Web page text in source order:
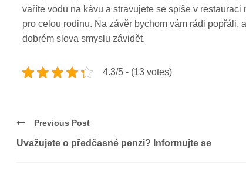
vaříte vodu na kávu a stravujete se spíše v
pro celou rodinu. Na závěr bychom vám rádi popřáli,
dobrém slova smyslu závidět.
4.3/5 - (13 votes)
Previous Post
Uvažujete o předčasné penzi? Informujte se